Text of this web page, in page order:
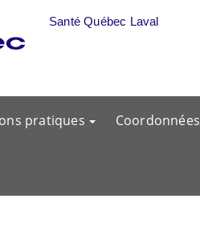
Santé Québec Laval
pratiques Coordonnées